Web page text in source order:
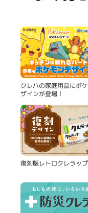
クレハの家庭用品にポ
ザインが登場！
復刻版レトロクレラップ